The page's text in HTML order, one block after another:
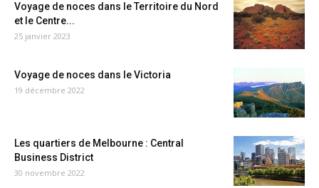
Voyage de noces dans le Territoire du Nord
et le Centre...
25 janvier 2023
Voyage de noces dans le Victoria
19 décembre 2022
Les quartiers de Melbourne : Central
Business District
30 novembre 2022